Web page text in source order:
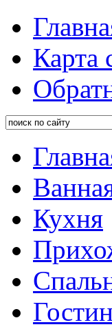
Карта
Кухня